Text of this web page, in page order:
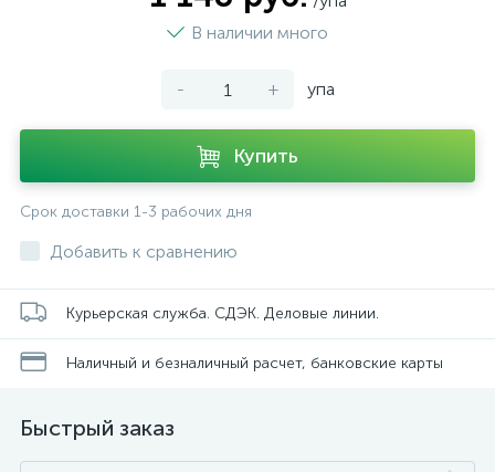
В наличии много
- + упа
Купить
Срок доставки 1-3 рабочих дня
Добавить к сравнению
Курьерская служба. СДЭК. Деловые линии.
Наличный и безналичный расчет, банковские карты
Быстрый заказ